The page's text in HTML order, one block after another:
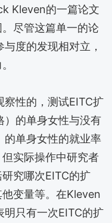
Kleven的一篇论文
尽管这篇单一的论
度的发现相对立，
察性的，测试EITC扩
）的单身女性与没有
的单身女性的就业率
实际操作中研究者
究哪次EITC的扩
变量等。在Kleven
明只有一次EITC的扩